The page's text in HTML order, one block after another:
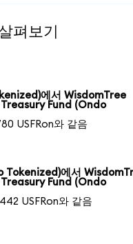
펴보기
에서 WisdomTree
Fund (Ondo
USFRon와 같음
Tokenized)에서
Fund (Ondo
USFRon와 같음